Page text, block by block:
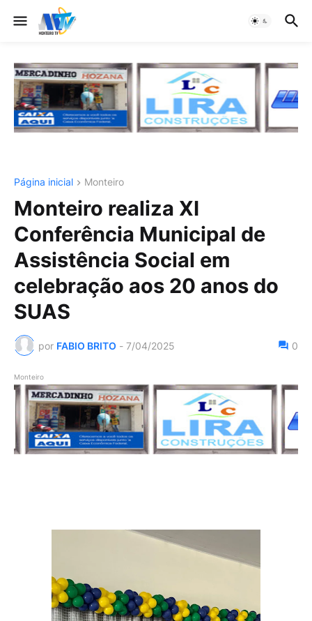
Página inicial Monteiro
Monteiro realiza XI
Conferência Municipal de
Assistência Social em
celebração aos 20 anos do
SUAS
por FABIO BRITO - 7/04/2025 0
Monteiro